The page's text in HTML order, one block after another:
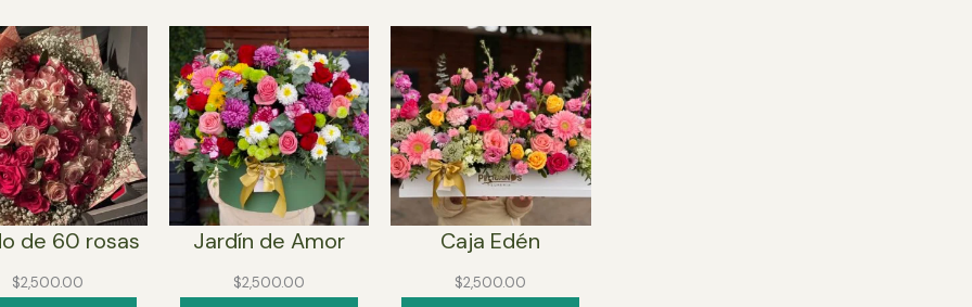
de 60 rosas
$2,500.00
Jardín de Amor
$2,500.00
Caja Edén
$2,500.00